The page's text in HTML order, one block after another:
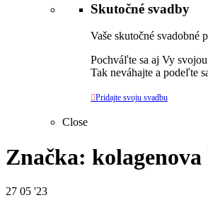
Skutočné svadby
Vaše skutočné svadobné
Pochváľte sa aj Vy
Tak neváhajte a podeľte
Pridajte svoju svadbu
Close
Značka:
27 05 '23